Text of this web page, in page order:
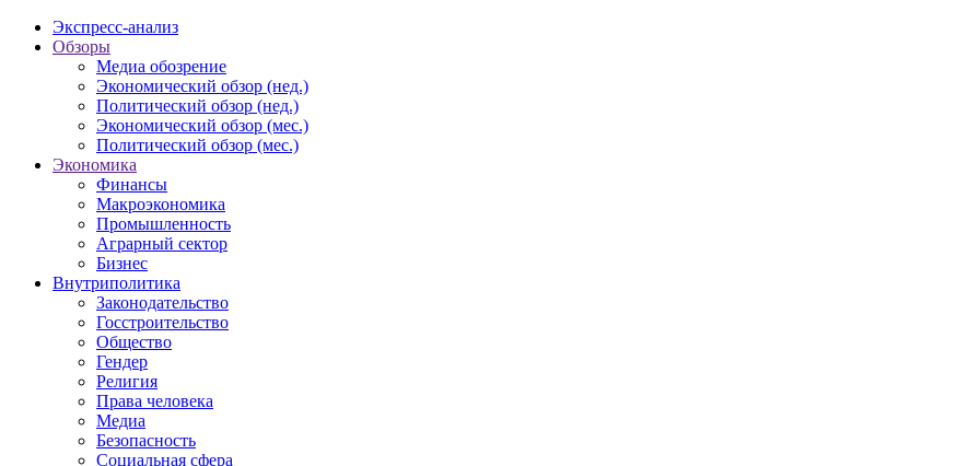
Экспресс-анализ
Обзоры
Медиа обозрение
Экономический обзор (нед.)
Политический обзор (нед.)
Экономический обзор (мес.)
Политический обзор (мес.)
Экономика
Финансы
Макроэкономика
Промышленность
Аграрный сектор
Бизнес
Внутриполитика
Законодательство
Госстроительство
Общество
Гендер
Религия
Права человека
Медиа
Безопасность
Социальная сфера